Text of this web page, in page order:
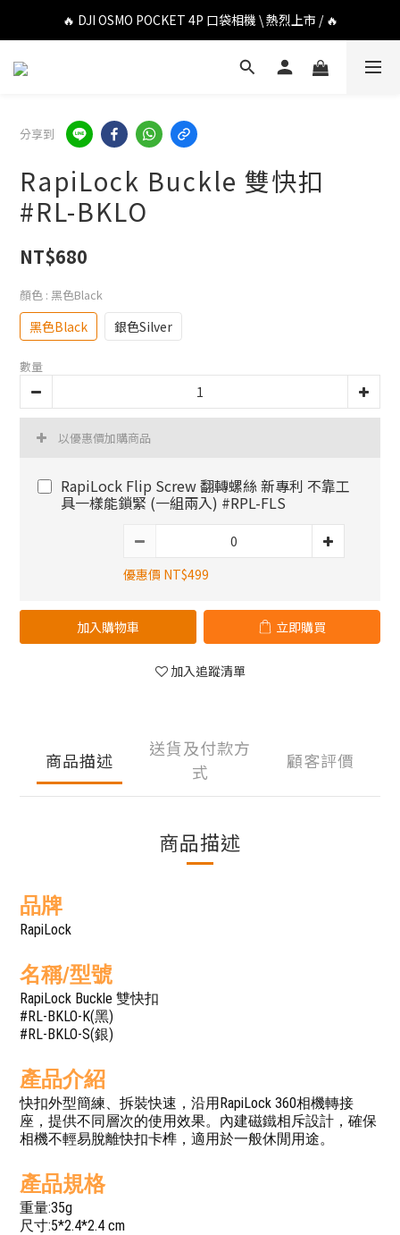
🔥 DJI OSMO POCKET 4P 口袋相機 \ 熱烈上市 / 🔥
🔥 DJI OSMO POCKET 4P 口袋相機 \ 熱烈上市 / 🔥
🔥 Insta360 Luna Ultra 雲台相機 \ 熱烈上市 / 🔥
🔥 DJI OSMO POCKET 4P 口袋相機 \ 熱烈上市 / 🔥
分享到
RapiLock Buckle 雙快扣
#RL-BKLO
NT$680
顏色 : 黑色Black
黑色Black 銀色Silver
數量
以優惠價加購商品
RapiLock Flip Screw 翻轉螺絲 新專利 不靠工
具一樣能鎖緊 (一組兩入) #RPL-FLS
優惠價 NT$499
加入購物車 立即購買
加入追蹤清單
商品描述
送貨及付款方
式
顧客評價
商品描述
品牌
RapiLock
名稱/型號
RapiLock Buckle 雙快扣
#RL-BKLO-K(黑)
#RL-BKLO-S(銀)
產品介紹
快扣外型簡練、拆裝快速，沿用RapiLock 360相機轉接
座，提供不同層次的使用效果。內建磁鐵相斥設計，確保
相機不輕易脫離快扣卡榫，適用於一般休閒用途。
產品規格
重量:35g
尺寸:5*2.4*2.4 cm